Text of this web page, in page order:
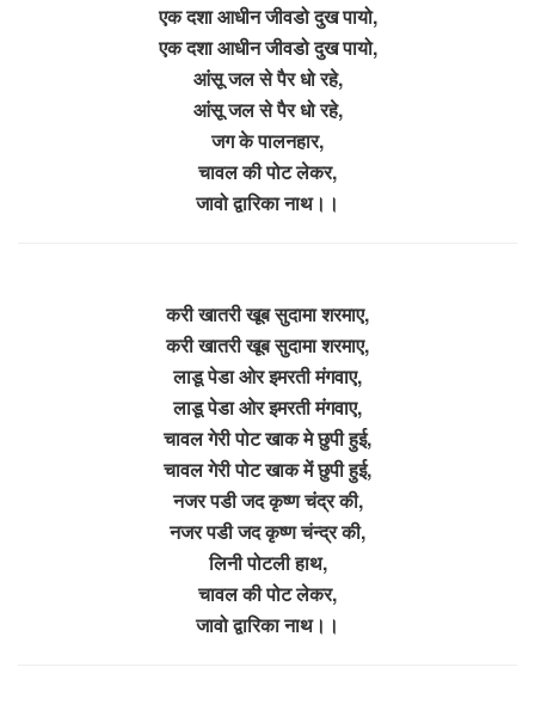
एक दशा आधीन जीवडो दुख पायो,
एक दशा आधीन जीवडो दुख पायो,
आंसू जल से पैर धो रहे,
आंसू जल से पैर धो रहे,
जग के पालनहार,
चावल की पोट लेकर,
जावो द्वारिका नाथ।।
करी खातरी खूब सुदामा शरमाए,
करी खातरी खूब सुदामा शरमाए,
लाडू पेडा ओर इमरती मंगवाए,
लाडू पेडा ओर इमरती मंगवाए,
चावल गेरी पोट खाक मे छुपी हुई,
चावल गेरी पोट खाक में छुपी हुई,
नजर पडी जद कृष्ण चंद्र की,
नजर पडी जद कृष्ण चंन्द्र की,
लिनी पोटली हाथ,
चावल की पोट लेकर,
जावो द्वारिका नाथ।।